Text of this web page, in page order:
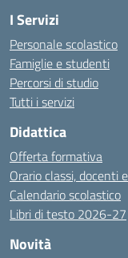
I Servizi
Personale scolastico
Famiglie e studenti
Percorsi di studio
Tutti i servizi
Didattica
Offerta formativa
Orario classi, docenti
Calendario scolastico
Libri di testo 2026-27
Novità